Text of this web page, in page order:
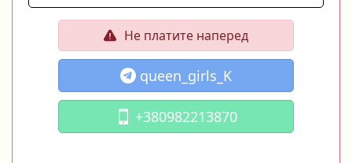
Не платите наперед
queen_girls_K
+380982213870